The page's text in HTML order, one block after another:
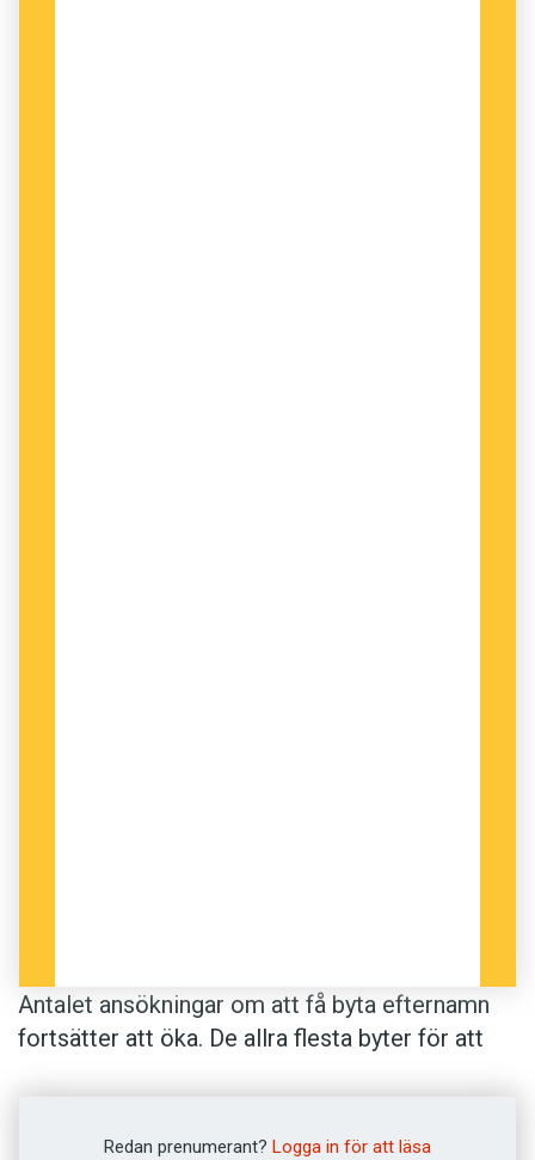
Antalet ansökningar om att få byta efternamn
fortsätter att öka. De allra flesta byter för att
Redan prenumerant? Logga in för att läsa